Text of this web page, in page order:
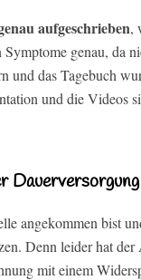
aufgeschrieben,
genau, da
und das Tagebuch
und die Videos
Dauerversorgung
angekommen bist
Denn leider hat
mit einem